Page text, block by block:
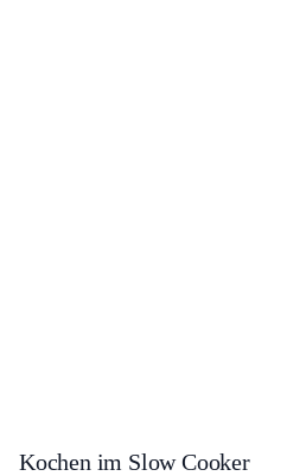
Kochen im Slow Cooker